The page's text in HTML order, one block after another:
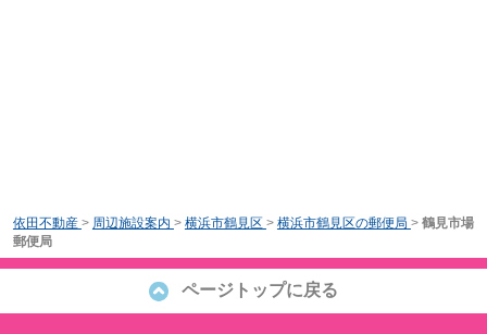
依田不動産 > 周辺施設案内 > 横浜市鶴見区 > 横浜市鶴見区の郵便局 > 鶴見市場
郵便局
ページトップに戻る